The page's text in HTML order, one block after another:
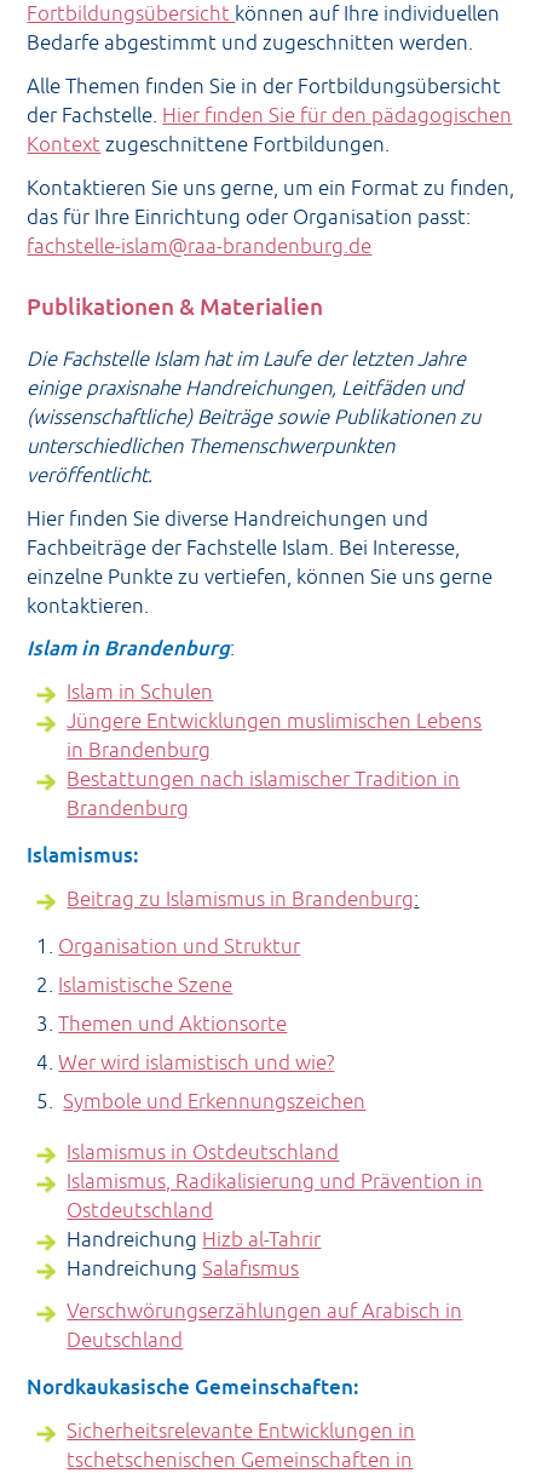
Fortbildungsübersicht können auf Ihre individuellen
Bedarfe abgestimmt und zugeschnitten werden.
Alle Themen finden Sie in der Fortbildungsübersicht
der Fachstelle. Hier finden Sie für den pädagogischen
Kontext zugeschnittene Fortbildungen.
Kontaktieren Sie uns gerne, um ein Format zu finden,
das für Ihre Einrichtung oder Organisation passt:
fachstelle-islam@raa-brandenburg.de
Publikationen & Materialien
Die Fachstelle Islam hat im Laufe der letzten Jahre
einige praxisnahe Handreichungen, Leitfäden und
(wissenschaftliche) Beiträge sowie Publikationen zu
unterschiedlichen Themenschwerpunkten
veröffentlicht.
Hier finden Sie diverse Handreichungen und
Fachbeiträge der Fachstelle Islam. Bei Interesse,
einzelne Punkte zu vertiefen, können Sie uns gerne
kontaktieren.
Islam in Brandenburg:
Islam in Schulen
Jüngere Entwicklungen muslimischen Lebens
in Brandenburg
Bestattungen nach islamischer Tradition in
Brandenburg
Islamismus:
Beitrag zu Islamismus in Brandenburg:
Organisation und Struktur
Islamistische Szene
Themen und Aktionsorte
Wer wird islamistisch und wie?
Symbole und Erkennungszeichen
Islamismus in Ostdeutschland
Islamismus, Radikalisierung und Prävention in
Ostdeutschland
Handreichung Hizb al-Tahrir
HandreichungSalafismus
Verschwörungserzählungen auf Arabisch in
Deutschland
Nordkaukasische Gemeinschaften:
Sicherheitsrelevante Entwicklungen in
tschetschenischen Gemeinschaften in